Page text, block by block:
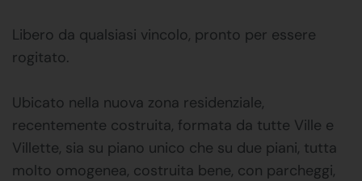
Libero da qualsiasi vincolo, pronto per essere
rogitato.
Ubicato nella nuova zona residenziale,
recentemente costruita, formata da tutte Ville e
Villette, sia su piano unico che su due piani, tutta
molto omogenea, costruita bene, con parcheggi,